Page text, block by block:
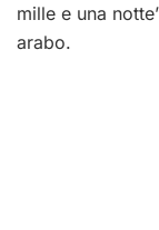
mille e una
arabo.